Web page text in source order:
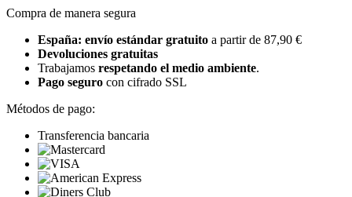
Compra de manera segura
España: envío estándar gratuito a partir de 87,90 €
Devoluciones gratuitas
Trabajamos respetando el medio ambiente.
Pago seguro con cifrado SSL
Métodos de pago:
Transferencia bancaria